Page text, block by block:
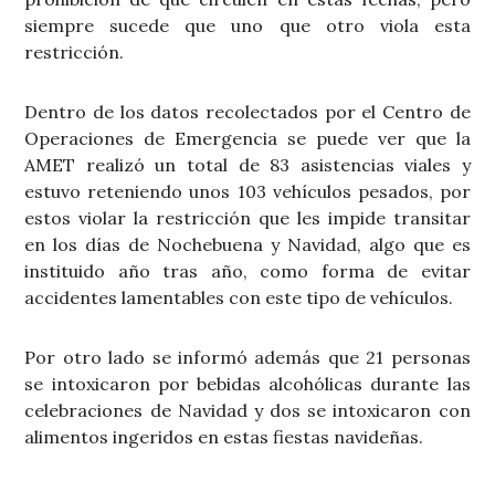
siempre sucede que uno que otro viola esta
restricción.
Dentro de los datos recolectados por el Centro de
Operaciones de Emergencia se puede ver que la
AMET realizó un total de 83 asistencias viales y
estuvo reteniendo unos 103 vehículos pesados, por
estos violar la restricción que les impide transitar
en los días de Nochebuena y Navidad, algo que es
instituido año tras año, como forma de evitar
accidentes lamentables con este tipo de vehículos.
Por otro lado se informó además que 21 personas
se intoxicaron por bebidas alcohólicas durante las
celebraciones de Navidad y dos se intoxicaron con
alimentos ingeridos en estas fiestas navideñas.